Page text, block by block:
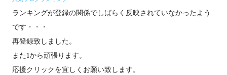
ランキングが登録の関係でしばらく反映されていなかったよう
です・・・
再登録致しました。
また1から頑張ります。
応援クリックを宜しくお願い致します。